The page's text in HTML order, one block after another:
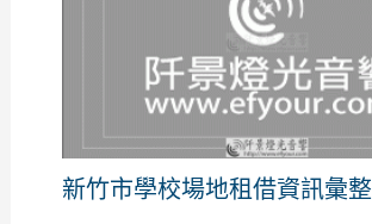
新竹市學校場地租借資訊彙整